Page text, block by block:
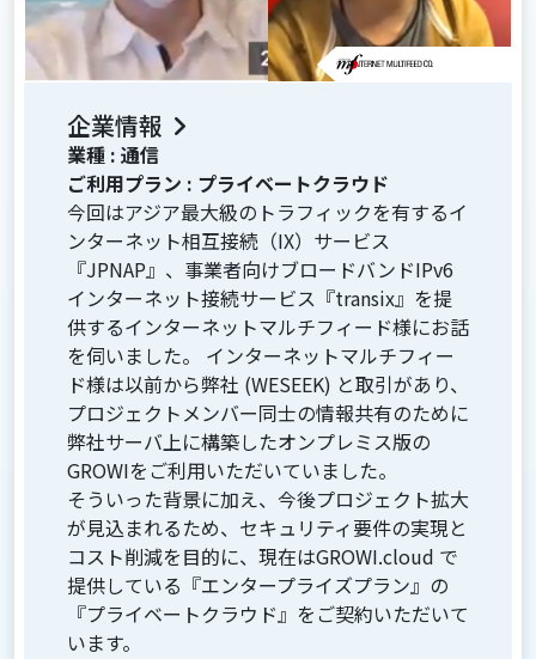
企業情報
業種 : 通信
ご利用プラン : プライベートクラウド
今回はアジア最大級のトラフィックを有するイ
ンターネット相互接続（IX）サービス
『JPNAP』、事業者向けブロードバンドIPv6
インターネット接続サービス『transix』を提
供するインターネットマルチフィード様にお話
を伺いました。 インターネットマルチフィー
ド様は以前から弊社 (WESEEK) と取引があり、
プロジェクトメンバー同士の情報共有のために
弊社サーバ上に構築したオンプレミス版の
GROWIをご利用いただいていました。
そういった背景に加え、今後プロジェクト拡大
が見込まれるため、セキュリティ要件の実現と
コスト削減を目的に、現在はGROWI.cloud で
提供している『エンタープライズプラン』の
『プライベートクラウド』をご契約いただいて
います。